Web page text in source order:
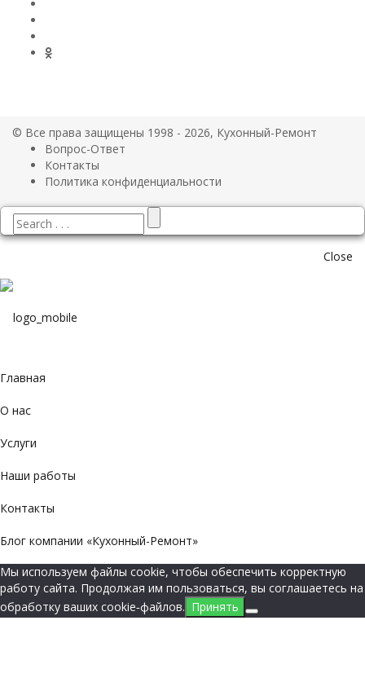
© Все права защищены 1998 - 2026, Кухонный-Ремонт
Вопрос-Ответ
Контакты
Политика конфиденциальности
Close
Главная
О нас
Услуги
Наши работы
Контакты
Блог компании «Кухонный-Ремонт»
Мы используем файлы cookie, чтобы обеспечить корректную
работу сайта. Продолжая им пользоваться, вы соглашаетесь на
обработку ваших cookie‑файлов. Принять